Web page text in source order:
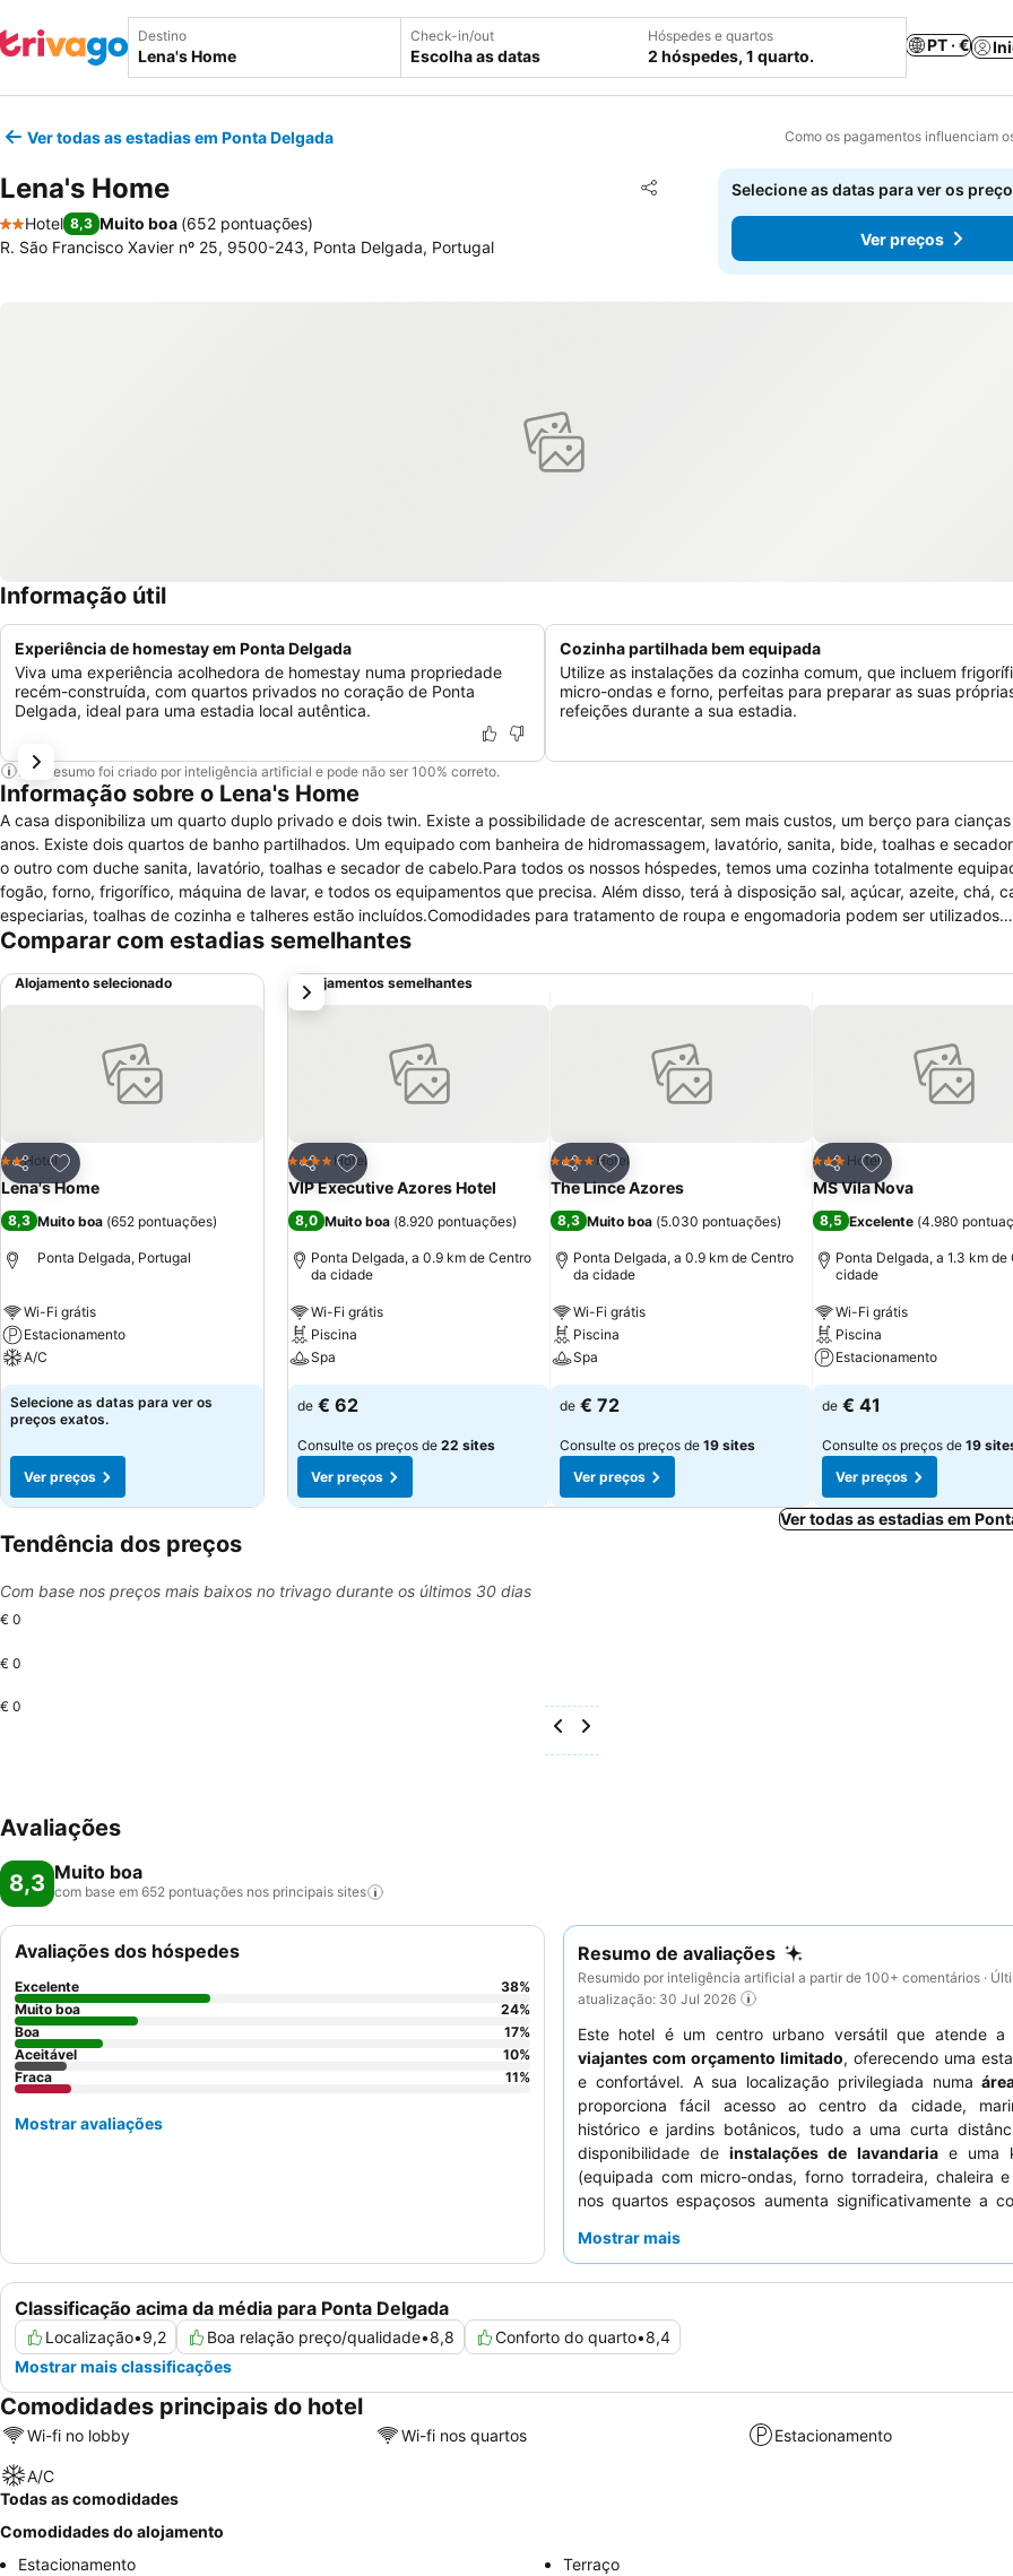
Destino Check-in/out
Escolha as datas
Hóspedes e quartos
2 hóspedes, 1 quarto.
PT · €
Ver todas as estadias em Ponta Delgada Como os pagamentos influenciam
Lena's Home Partilhar
Adicionar aos favoritos
2 Estrelas
Hotel 8,3 Muito boa (652 pontuações)
R. São Francisco Xavier nº 25, 9500-243, Ponta Delgada, Portugal
Selecione as datas para ver os
Ver preços
Informação útil
Experiência de homestay em Ponta Delgada
Viva uma experiência acolhedora de homestay numa propriedade
recém-construída, com quartos privados no coração de Ponta
Delgada, ideal para uma estadia local autêntica.
Cozinha partilhada bem equipada
Utilize as instalações da cozinha comum, que incluem
micro-ondas e forno, perfeitas para preparar as suas
refeições durante a sua estadia.
Este resumo foi criado por inteligência artificial e pode não ser 100% correto.
Informação sobre o Lena's Home
A casa disponibiliza um quarto duplo privado e dois twin. Existe a possibilidade de acrescentar, sem mais custos, um berço para
anos. Existe dois quartos de banho partilhados. Um equipado com banheira de hidromassagem, lavatório, sanita, bide, toalhas e
o outro com duche sanita, lavatório, toalhas e secador de cabelo.Para todos os nossos hóspedes, temos uma cozinha totalmente
fogão, forno, frigorífico, máquina de lavar, e todos os equipamentos que precisa. Além disso, terá à disposição sal, açúcar, azeite, chá,
especiarias, toalhas de cozinha e talheres estão incluídos.Comodidades para tratamento de roupa e engomadoria podem ser utilizados
gratuitamente.Pensando no vosso laser, oferecemos a todos os hóspedes, um lagradouro com mesa e cadeiras e churrasqueira. Além
Comparar com estadias semelhantes
Alojamento selecionado
Partilhar
Adicionar aos favoritos
2 Estrelas
Hotel
Lena's Home
8,3 Muito boa (652 pontuações)
Ponta Delgada, Portugal
Wi-Fi grátis
Estacionamento
A/C
Selecione as datas para ver os
preços exatos.
Ver preços
Alojamentos semelhantes
Partilhar
Adicionar aos favoritos
4 EstrelasHotel
VIP Executive Azores Hotel
8,0 Muito boa (8.920 pontuações)
Ponta Delgada, a 0.9 km de Centro
da cidade
Wi-Fi grátis
Piscina
Spa
de € 62
Consulte os preços de 22 sites
Ver preços
Partilhar
Adicionar aos favoritos
4 EstrelasHotel
The Lince Azores
8,3 Muito boa (5.030 pontuações)
Ponta Delgada, a 0.9 km de Centro
da cidade
Wi-Fi grátis
Piscina
Spa
de € 72
Consulte os preços de 19 sites
Ver preços
Partilhar
Adicionar aos
3 Estrelas
Hotel
MS Vila Nova
8,5 Excelente (4.980
Ponta Delgada, a 1.3 km de
cidade
Wi-Fi grátis
Piscina
Estacionamento
de € 41
Consulte os preços de 19
Ver preços
próximo
Ver todas as estadias em
Tendência dos preços
Com base nos preços mais baixos no trivago durante os últimos 30 dias
€ 0
€ 0
€ 0
Avaliações
8,3 Muito boa
com base em 652 pontuações nos principais sites
Resumo de avaliações
Resumido por inteligência artificial a partir de 100+ comentários ·
atualização: 30 Jul 2026
Este hotel é um centro urbano versátil que atende
viajantes com orçamento limitado, oferecendo uma
e confortável. A sua localização privilegiada numa
proporciona fácil acesso ao centro da cidade,
histórico e jardins botânicos, tudo a uma curta
disponibilidade deinstalações de lavandariae uma
(equipada com micro-ondas, forno torradeira, chaleira
nos quartos espaçosos aumenta significativamente a
elogios pela sua natureza prestativa e acolhedora,
aconselhados a escolher um quarto virado para o jardim.
Mostrar mais
Classificação acima da média para Ponta Delgada
Localização•9,2 Boa relação preço/qualidade•8,8 Conforto do quarto•8,4
Mostrar mais classificações
Avaliações dos hóspedes
Excelente 38%
Muito boa
24%
Boa
17%
Aceitável
10%
Fraca
11%
Mostrar avaliações
Comodidades principais do hotel
Wi-fi no lobby Wi-fi nos quartos Estacionamento
A/C
Todas as comodidades
Comodidades do alojamento
Estacionamento
Terraço